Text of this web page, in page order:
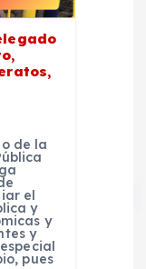
de la
el
y
y
y
pues